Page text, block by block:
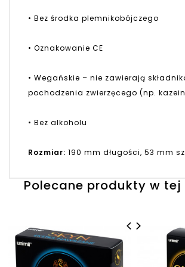
• Bez środka plemnikobójczego
• Oznakowanie CE
• Wegańskie – nie zawierają
pochodzenia zwierzęcego (np.
• Bez alkoholu
Rozmiar: 190 mm długości, 53 mm
Polecane produkty w